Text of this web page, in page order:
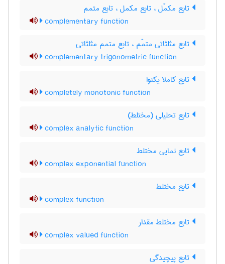
تابع مکمّل ، تابع مکمل ، تابع متمم
complementary function
تابع مثلثاتی متمّم ، تابع متمم مثلثاتی
complementary trigonometric function
تابع کاملا یکنوا
completely monotonic function
تابع تحلیلی (مختلط)
complex analytic function
تابع نمایی مختلط
complex exponential function
تابع مختلط
complex function
تابع مختلط مقدار
complex valued function
تابع پیچیدگی